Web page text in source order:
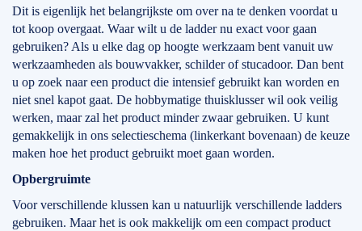
Dit is eigenlijk het belangrijkste om over na te denken voordat u
tot koop overgaat. Waar wilt u de ladder nu exact voor gaan
gebruiken? Als u elke dag op hoogte werkzaam bent vanuit uw
werkzaamheden als bouwvakker, schilder of stucadoor. Dan bent
u op zoek naar een product die intensief gebruikt kan worden en
niet snel kapot gaat. De hobbymatige thuisklusser wil ook veilig
werken, maar zal het product minder zwaar gebruiken. U kunt
gemakkelijk in ons selectieschema (linkerkant bovenaan) de keuze
maken hoe het product gebruikt moet gaan worden.
Opbergruimte
Voor verschillende klussen kan u natuurlijk verschillende ladders
gebruiken. Maar het is ook makkelijk om een compact product